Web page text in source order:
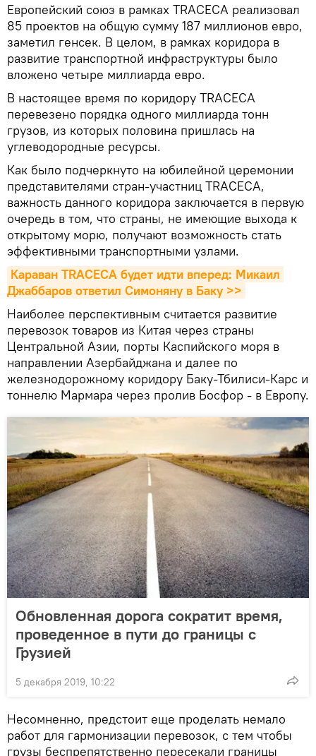
Европейский союз в рамках TRACECA реализовал
85 проектов на общую сумму 187 миллионов евро,
заметил генсек. В целом, в рамках коридора в
развитие транспортной инфраструктуры было
вложено четыре миллиарда евро.
В настоящее время по коридору TRACECA
перевезено порядка одного миллиарда тонн
грузов, из которых половина пришлась на
углеводородные ресурсы.
Как было подчеркнуто на юбилейной церемонии
представителями стран-участниц TRACECA,
важность данного коридора заключается в первую
очередь в том, что страны, не имеющие выхода к
открытому морю, получают возможность стать
эффективными транспортными узлами.
Караван TRACECA будет идти вперед: Микаил
Джаббаров ответил Симоняну в Баку >>
Наиболее перспективным считается развитие
перевозок товаров из Китая через страны
Центральной Азии, порты Каспийского моря в
направлении Азербайджана и далее по
железнодорожному коридору Баку-Тбилиси-Карс и
тоннелю Мармара через пролив Босфор - в Европу.
Обновленная дорога сократит время,
проведенное в пути до границы с
Грузией
5 декабря 2019, 10:22
Несомненно, предстоит еще проделать немало
работ для гармонизации перевозок, с тем чтобы
грузы беспрепятственно пересекали границы